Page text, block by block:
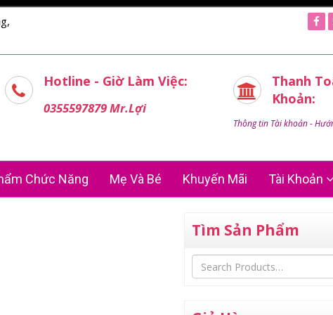
Hotline - Giờ Làm Việc:
0355597879 Mr.Lợi
Thanh
Khoản:
Thông tin Tài khoản -
Chức Năng Mẹ Và Bé Khuyến Mãi Tài Khoản
Tìm Sản Phẩm